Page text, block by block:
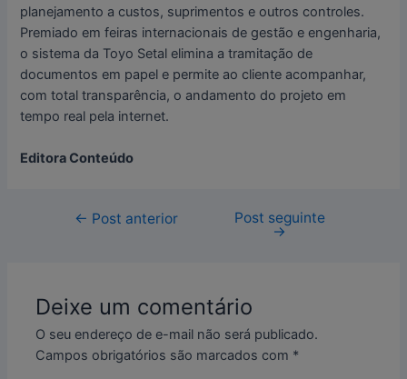
planejamento a custos, suprimentos e outros controles.
Premiado em feiras internacionais de gestão e engenharia,
o sistema da Toyo Setal elimina a tramitação de
documentos em papel e permite ao cliente acompanhar,
com total transparência, o andamento do projeto em
tempo real pela internet.
Editora Conteúdo
← Post anterior Post seguinte
→
Deixe um comentário
O seu endereço de e-mail não será publicado.
Campos obrigatórios são marcados com *